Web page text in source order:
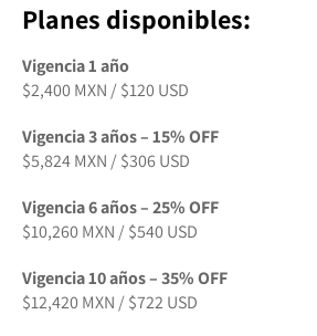
Planes disponibles:
Vigencia 1 año
$2,400 MXN / $120 USD
Vigencia 3 años – 15% OFF
$5,824 MXN / $306 USD
Vigencia 6 años – 25% OFF
$10,260 MXN / $540 USD
Vigencia 10 años – 35% OFF
$12,420 MXN / $722 USD